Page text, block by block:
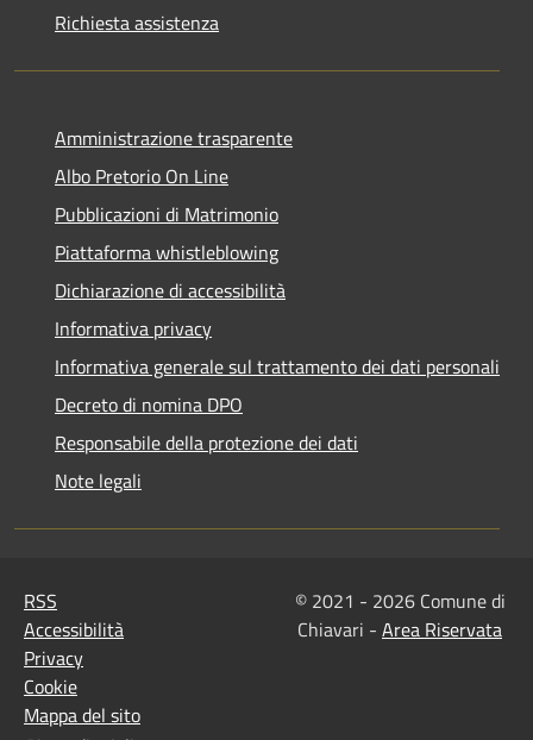
Richiesta assistenza
Amministrazione trasparente
Albo Pretorio On Line
Pubblicazioni di Matrimonio
Piattaforma whistleblowing
Dichiarazione di accessibilità
Informativa privacy
Informativa generale sul trattamento dei dati personali
Decreto di nomina DPO
Responsabile della protezione dei dati
Note legali
RSS
Accessibilità
Privacy
Cookie
Mappa del sito
© 2021 - 2026 Comune di
Chiavari - Area Riservata